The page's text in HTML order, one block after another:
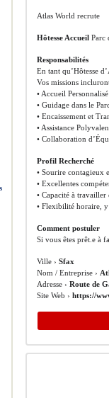
Atlas World recrute
Hôtesse AccueilParc
Responsabilités
En tant qu’Hôtesse
Vos missions
• Accueil
• Guidage dans le
• Encaissement et
• Assistance
• Collaboration
Profil Recherché
• Sourire contagieux
• Excellentes
• Capacité à
• Flexibilité horaire,
Comment postuler
Si vous êtes prêt.e à
Ville ›Sfax
Nom / Entreprise ›
Adresse ›Route de
Site Web ›https://